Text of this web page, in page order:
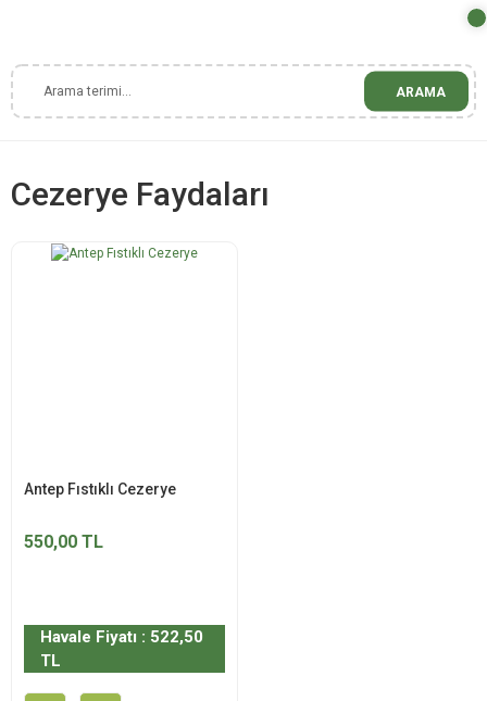
ARAMA
Cezerye Faydaları
Antep Fıstıklı Cezerye
550,00 TL
Havale Fiyatı : 522,50
TL